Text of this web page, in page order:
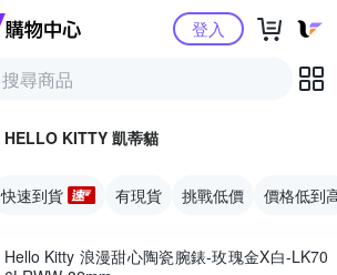
Yahoo購物中心登入
HELLO KITTY 凱蒂貓
快速到貨 有現貨 挑戰低價 價格低到
Hello Kitty 浪漫甜心陶瓷腕錶-玫瑰金X白-LK70